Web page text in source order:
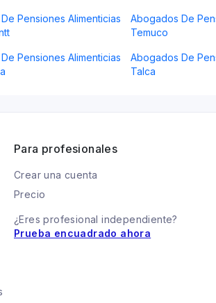
Pensiones Alimenticias
Abogados De
Temuco
Pensiones Alimenticias
Abogados De
Talca
Para profesionales
Crear una cuenta
Precio
¿Eres profesional independiente?
Prueba encuadrado ahora